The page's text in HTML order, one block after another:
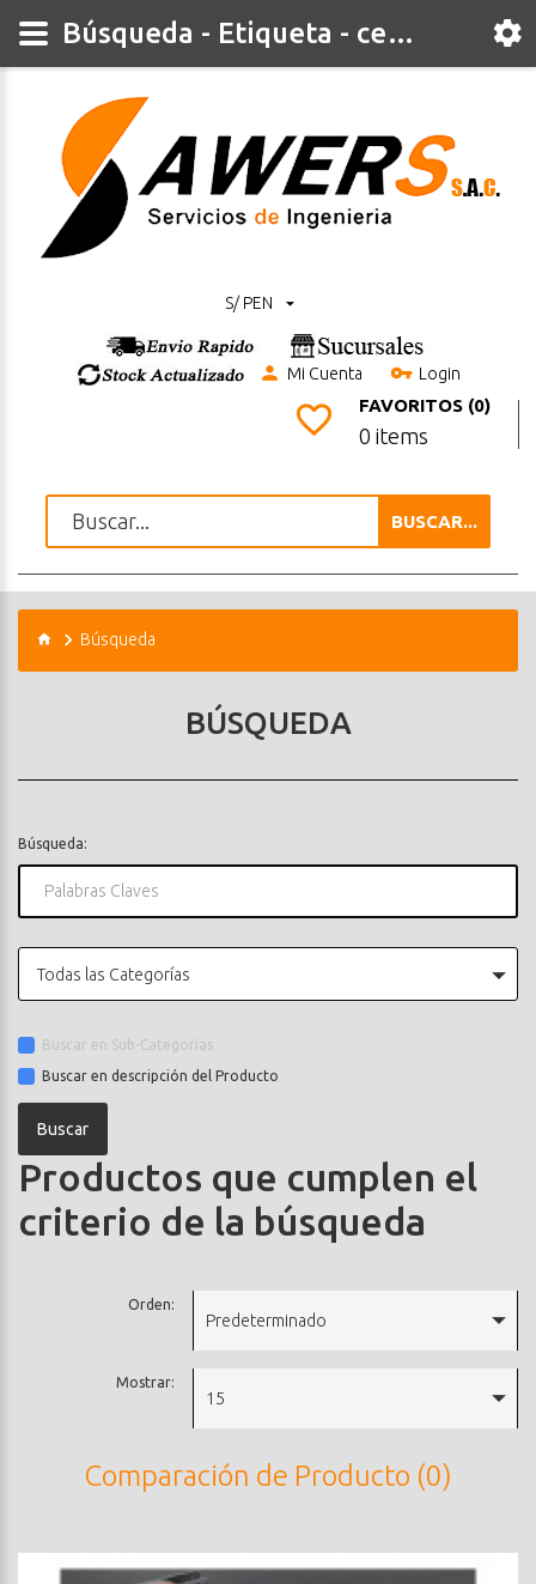
S/ PEN
Mi Cuenta Login
FAVORITOS (0)
0 items
BUSCAR...
Búsqueda
BÚSQUEDA
Búsqueda:
Todas las Categorías
Buscar en Sub-Categorías
Buscar en descripción del Producto
Productos que cumplen el
criterio de la búsqueda
Orden:
Predeterminado
Mostrar:
15
Comparación de Producto (0)
Búsqueda - Etiqueta - celdas